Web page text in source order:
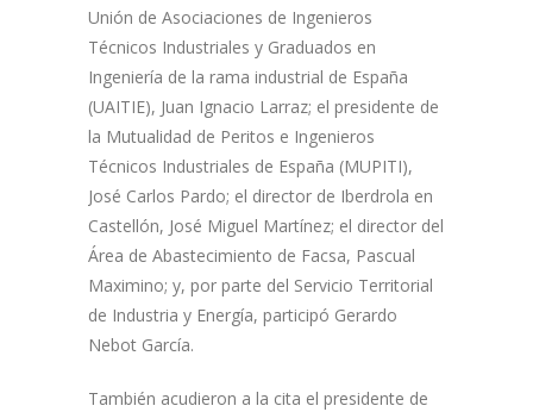
Unión de Asociaciones de Ingenieros
Técnicos Industriales y Graduados en
Ingeniería de la rama industrial de España
(UAITIE), Juan Ignacio Larraz; el presidente de
la Mutualidad de Peritos e Ingenieros
Técnicos Industriales de España (MUPITI),
José Carlos Pardo; el director de Iberdrola en
Castellón, José Miguel Martínez; el director del
Área de Abastecimiento de Facsa, Pascual
Maximino; y, por parte del Servicio Territorial
de Industria y Energía, participó Gerardo
Nebot García.
También acudieron a la cita el presidente de